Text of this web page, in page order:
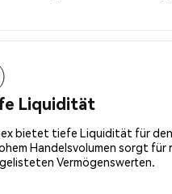
Liquidität
bietet tiefe Liquidität für
Handelsvolumen sorgt für
Vermögenswerten.